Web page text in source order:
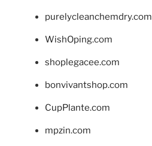
purelycleanchemdry.com
WishOping.com
shoplegacee.com
bonvivantshop.com
CupPlante.com
mpzin.com